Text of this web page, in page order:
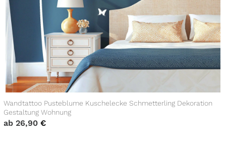
Wandtattoo Pusteblume Kuschelecke Schmetterling Dekoration
Gestaltung Wohnung
ab 26,90 €